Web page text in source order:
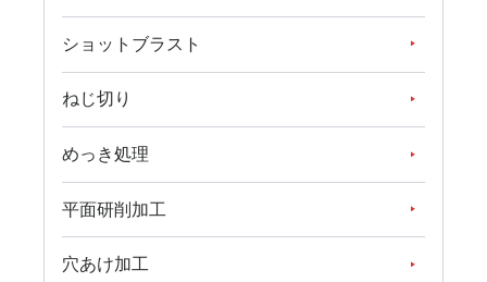
ショットブラスト
ねじ切り
めっき処理
平面研削加工
穴あけ加工